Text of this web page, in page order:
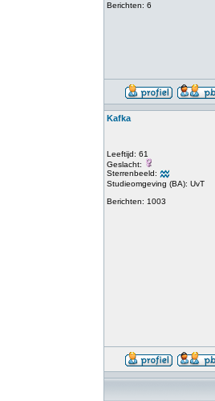
Berichten: 6
Kafka
Leeftijd: 61
Geslacht:
Sterrenbeeld:
Studieomgeving (BA): UvT
Berichten: 1003